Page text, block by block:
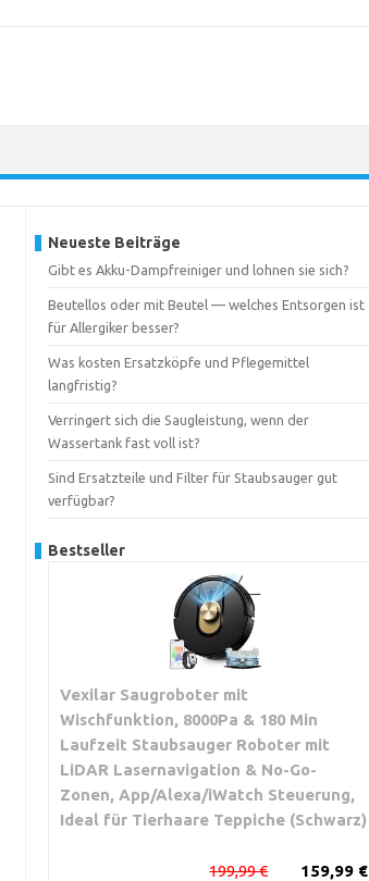
Neueste Beiträge
Gibt es Akku-Dampfreiniger und lohnen sie sich?
Beutellos oder mit Beutel — welches Entsorgen ist
für Allergiker besser?
Was kosten Ersatzköpfe und Pflegemittel
langfristig?
Verringert sich die Saugleistung, wenn der
Wassertank fast voll ist?
Sind Ersatzteile und Filter für Staubsauger gut
verfügbar?
Bestseller
Vexilar Saugroboter mit
Wischfunktion, 8000Pa & 180 Min
Laufzeit Staubsauger Roboter mit
LiDAR Lasernavigation & No-Go-
Zonen, App/Alexa/iWatch Steuerung,
Ideal für Tierhaare Teppiche (Schwarz)
159,99 €
199,99 €